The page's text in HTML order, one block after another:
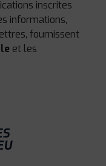
inscrites
informations,
fournissent
et les